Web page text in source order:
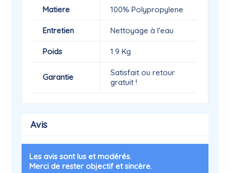
Matiere 100% Polypropylene
Entretien Nettoyage à l'eau
Poids 1.9 Kg
Garantie
Satisfait ou retour
gratuit !
Avis
Les avis sont lus et modérés.
Merci de rester objectif et sincère.